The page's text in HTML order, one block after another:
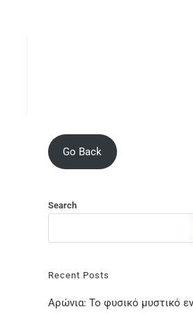
Go Back
Search
Recent Posts
Αρώνια: Το φυσικό μυστικό